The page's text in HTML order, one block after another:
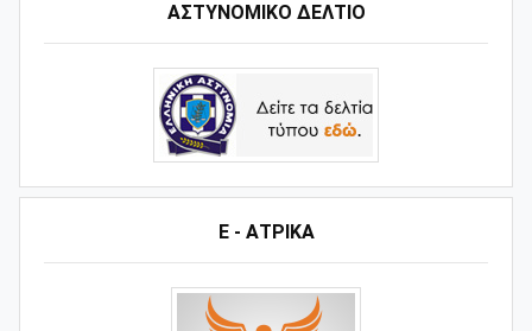
ΑΣΤΥΝΟΜΙΚΟ ΔΕΛΤΙΟ
Ε - ΑΤΡΙΚΑ